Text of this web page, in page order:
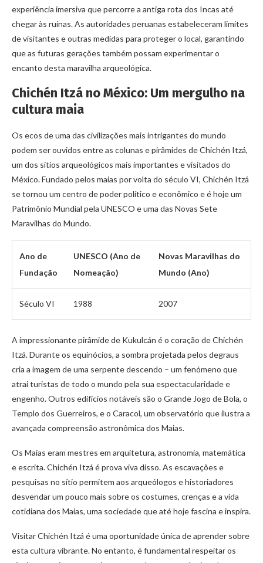
experiência imersiva que percorre a antiga rota dos Incas até
chegar às ruínas. As autoridades peruanas estabeleceram limites
de visitantes e outras medidas para proteger o local, garantindo
que as futuras gerações também possam experimentar o
encanto desta maravilha arqueológica.
Chichén Itzá no México: Um mergulho na
cultura maia
Os ecos de uma das civilizações mais intrigantes do mundo
podem ser ouvidos entre as colunas e pirâmides de Chichén Itzá,
um dos sítios arqueológicos mais importantes e visitados do
México. Fundado pelos maias por volta do século VI, Chichén Itzá
se tornou um centro de poder político e econômico e é hoje um
Patrimônio Mundial pela UNESCO e uma das Novas Sete
Maravilhas do Mundo.
Ano de
Fundação
UNESCO (Ano de
Nomeação)
Novas Maravilhas do
Mundo (Ano)
Século VI 1988 2007
A impressionante pirâmide de Kukulcán é o coração de Chichén
Itzá. Durante os equinócios, a sombra projetada pelos degraus
cria a imagem de uma serpente descendo – um fenómeno que
atrai turistas de todo o mundo pela sua espectacularidade e
engenho. Outros edifícios notáveis são o Grande Jogo de Bola, o
Templo dos Guerreiros, e o Caracol, um observatório que ilustra a
avançada compreensão astronômica dos Maias.
Os Maias eram mestres em arquitetura, astronomia, matemática
e escrita. Chichén Itzá é prova viva disso. As escavações e
pesquisas no sítio permitem aos arqueólogos e historiadores
desvendar um pouco mais sobre os costumes, crenças e a vida
cotidiana dos Maias, uma sociedade que até hoje fascina e inspira.
Visitar Chichén Itzá é uma oportunidade única de aprender sobre
esta cultura vibrante. No entanto, é fundamental respeitar os